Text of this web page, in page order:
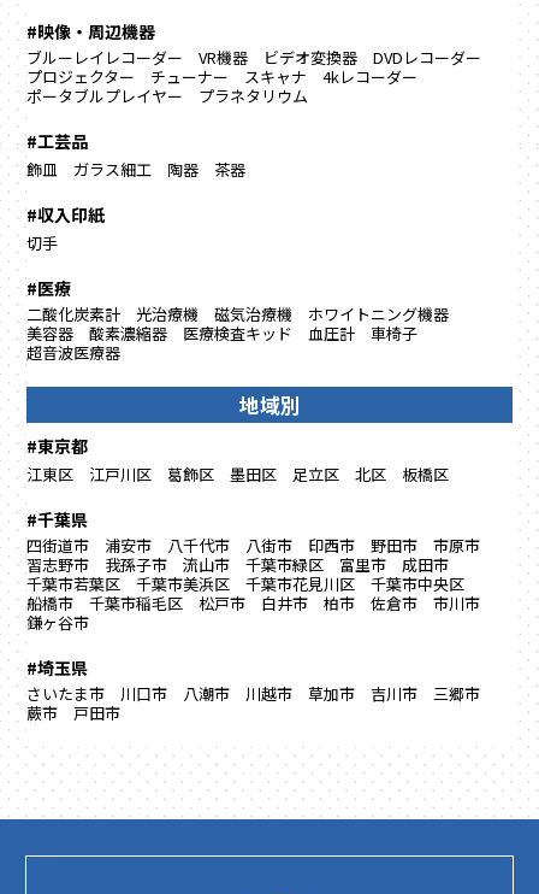
#映像・周辺機器
ブルーレイレコーダー VR機器 ビデオ変換器
DVDレコーダー
プロジェクター
チューナー スキャナ
4kレコーダー
ポータブルプレイヤー
プラネタリウム
#工芸品
飾皿 ガラス細工 陶器 茶器
#収入印紙
切手
#医療
二酸化炭素計 光治療機 磁気治療機
ホワイトニング機器
美容器
酸素濃縮器 医療検査キッド 血圧計
車椅子
超音波医療器
地域別
#東京都
江東区 江戸川区 葛飾区 墨田区 足立区 北区 板橋区
#千葉県
四街道市 浦安市 八千代市 八街市 印西市 野田市
市原市
習志野市
我孫子市 流山市 千葉市緑区 富里市
成田市
千葉市若葉区
千葉市美浜区 千葉市花見川区
千葉市中央区
船橋市
千葉市稲毛区 松戸市 白井市 柏市 佐倉市
市川市
鎌ヶ谷市
#埼玉県
さいたま市 川口市 八潮市 川越市 草加市 吉川市
三郷市
蕨市
戸田市